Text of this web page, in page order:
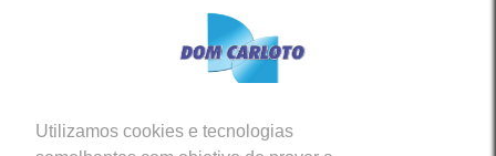
Utilizamos cookies e tecnologias